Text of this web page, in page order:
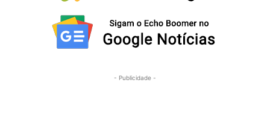
- Publicidade -